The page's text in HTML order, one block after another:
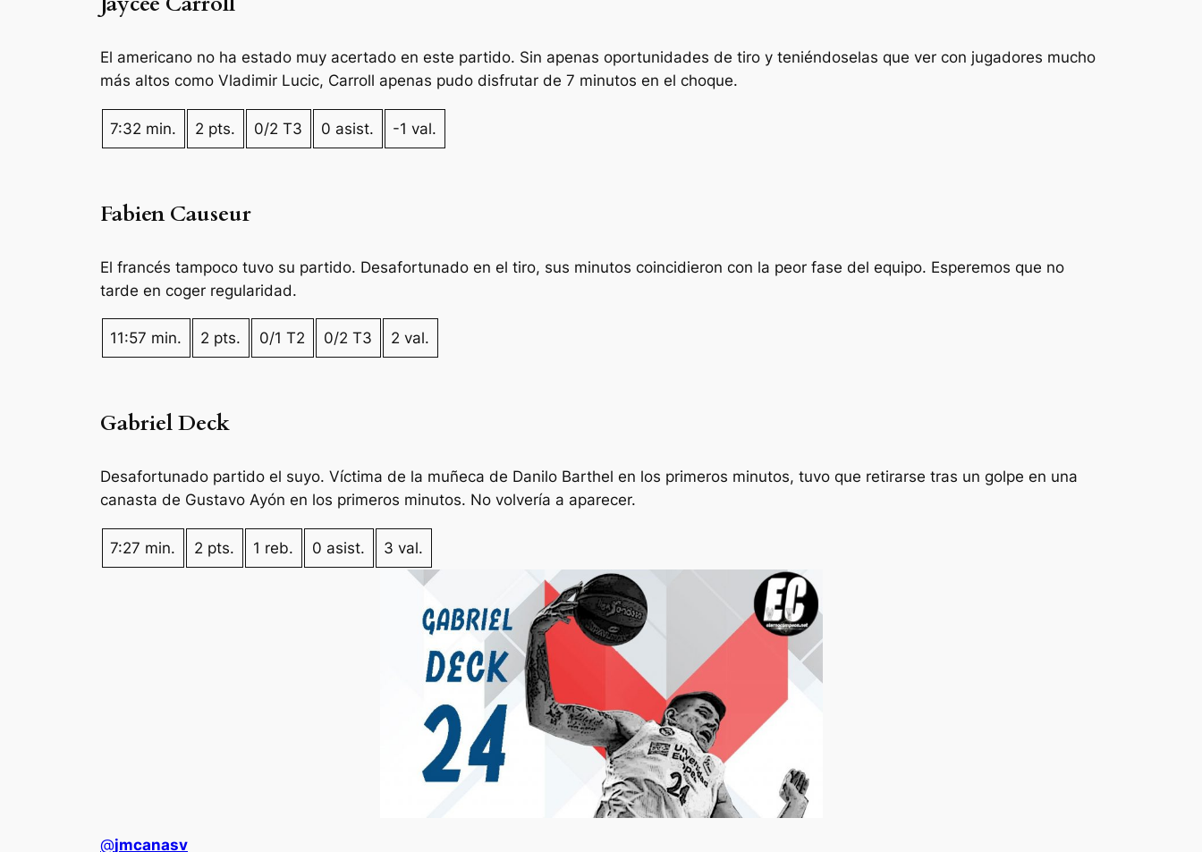
El americano no ha estado muy acertado en este partido. Sin apenas oportunidades de tiro y teniéndoselas que ver con jugadores mucho
más altos como Vladimir Lucic, Carroll apenas pudo disfrutar de 7 minutos en el choque.
7:32 min. 2 pts. 0/2 T3 0 asist. -1 val.
Fabien Causeur
El francés tampoco tuvo su partido. Desafortunado en el tiro, sus minutos coincidieron con la peor fase del equipo. Esperemos que no
tarde en coger regularidad.
11:57 min. 2 pts. 0/1 T2 0/2 T3 2 val.
Gabriel Deck
Desafortunado partido el suyo. Víctima de la muñeca de Danilo Barthel en los primeros minutos, tuvo que retirarse tras un golpe en una
canasta de Gustavo Ayón en los primeros minutos. No volvería a aparecer.
7:27 min. 2 pts. 1 reb. 0 asist. 3 val.
@jmcanasv